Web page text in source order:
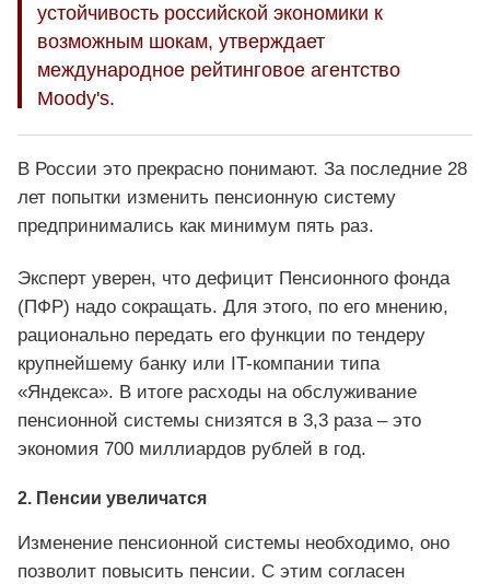
устойчивость российской экономики к
возможным шокам, утверждает
международное рейтинговое агентство
Moody's.
В России это прекрасно понимают. За последние 28
лет попытки изменить пенсионную систему
предпринимались как минимум пять раз.
Эксперт уверен, что дефицит Пенсионного фонда
(ПФР) надо сокращать. Для этого, по его мнению,
рационально передать его функции по тендеру
крупнейшему банку или IT-компании типа
«Яндекса». В итоге расходы на обслуживание
пенсионной системы снизятся в 3,3 раза – это
экономия 700 миллиардов рублей в год.
2. Пенсии увеличатся
Изменение пенсионной системы необходимо, оно
позволит повысить пенсии. С этим согласен